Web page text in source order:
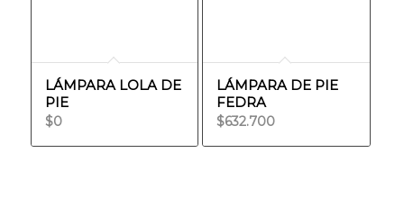
LÁMPARA LOLA DE
PIE
$0
LÁMPARA DE PIE
FEDRA
$632.700